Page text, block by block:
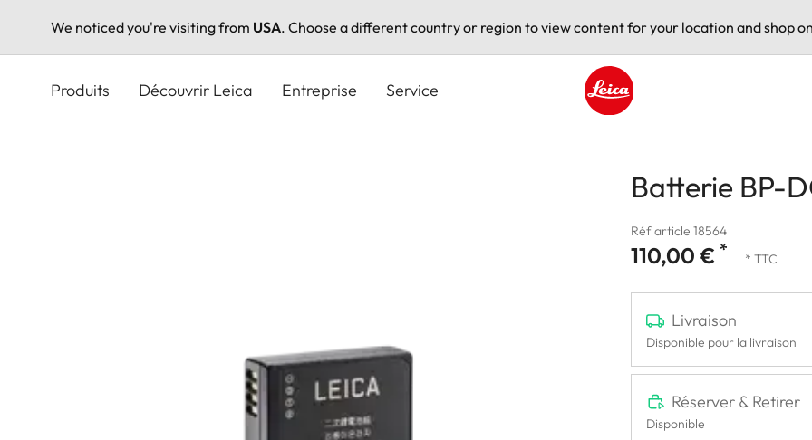
We noticed you're visiting from USA. Choose a different country or region to view content for your location and shop
Produits Découvrir Leica Entreprise Service
Batterie BP-
Réf article 18564
110,00 € * * TTC
Livraison
Disponible pour la livraison
Réserver & Retirer
Disponible